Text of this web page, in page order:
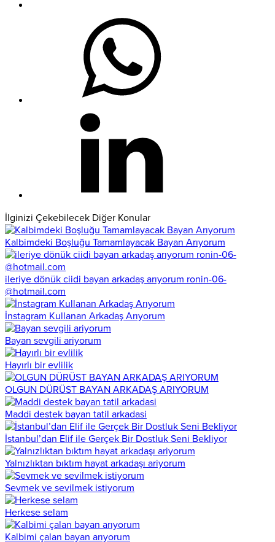
İlginizi Çekebilecek Diğer Konular
Kalbimdeki Boşluğu Tamamlayacak Bayan Arıyorum
ileriye dönük ciidi bayan arkadaş arıyorum ronin-06-
@hotmail.com
İnstagram Kullanan Arkadaş Arıyorum
Bayan sevgili ariyorum
Hayırlı bir evlilik
OLGUN DÜRÜST BAYAN ARKADAŞ ARIYORUM
Maddi destek bayan tatil arkadasi
İstanbul’dan Elif ile Gerçek Bir Dostluk Seni Bekliyor
Yalnızlıktan bıktım hayat arkadaşı ariyorum
Sevmek ve sevilmek istiyorum
Herkese selam
Kalbimi çalan bayan arıyorum